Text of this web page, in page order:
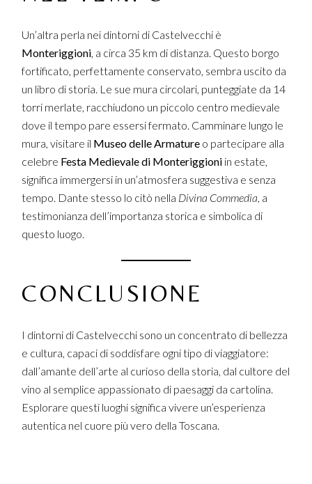
Un’altra perla nei dintorni di Castelvecchi è
Monteriggioni , a circa 35 km di distanza. Questo borgo
fortificato, perfettamente conservato, sembra uscito da
un libro di storia. Le sue mura circolari, punteggiate da 14
torri merlate, racchiudono un piccolo centro medievale
dove il tempo pare essersi fermato. Camminare lungo le
mura, visitare il Museo delle Armature o partecipare alla
celebre Festa Medievale di Monteriggioni in estate,
significa immergersi in un’atmosfera suggestiva e senza
tempo. Dante stesso lo citò nella Divina Commedia , a
testimonianza dell’importanza storica e simbolica di
questo luogo.
CONCLUSIONE
I dintorni di Castelvecchi sono un concentrato di bellezza
e cultura, capaci di soddisfare ogni tipo di viaggiatore:
dall’amante dell’arte al curioso della storia, dal cultore del
vino al semplice appassionato di paesaggi da cartolina.
Esplorare questi luoghi significa vivere un’esperienza
autentica nel cuore più vero della Toscana.